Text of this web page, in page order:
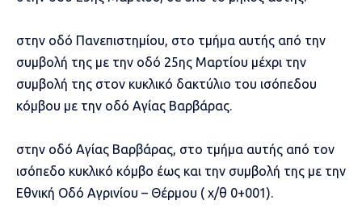
στην οδό Πανεπιστημίου, στο τμήμα αυτής από την
συμβολή της με την οδό 25ης Μαρτίου μέχρι την
συμβολή της στον κυκλικό δακτύλιο του ισόπεδου
κόμβου με την οδό Αγίας Βαρβάρας.
στην οδό Αγίας Βαρβάρας, στο τμήμα αυτής από τον
ισόπεδο κυκλικό κόμβο έως και την συμβολή της με την
Εθνική Οδό Αγρινίου – Θέρμου ( χ/θ 0+001).